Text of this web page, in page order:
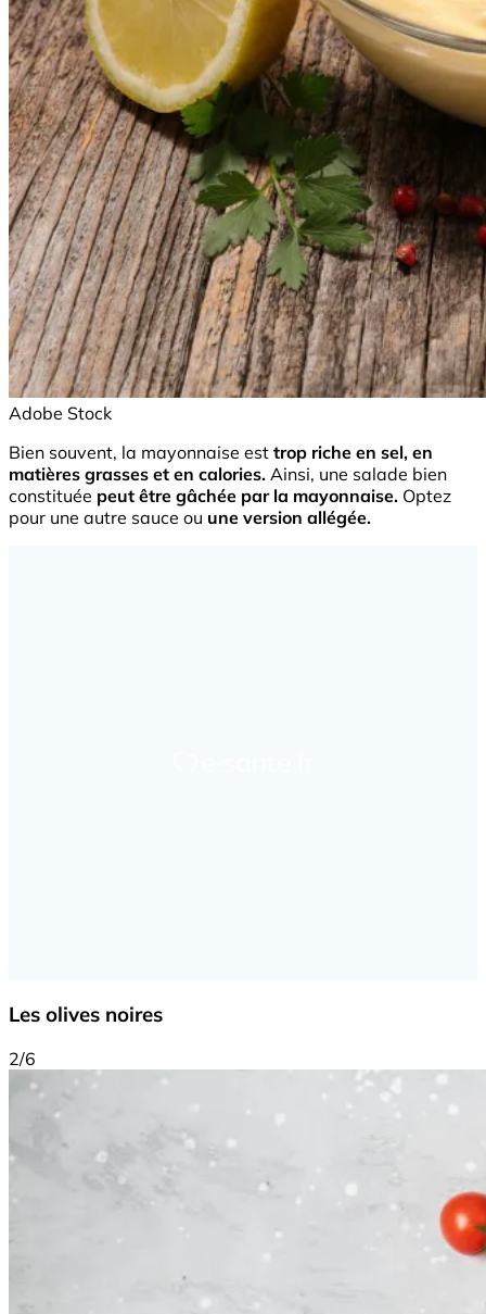
Adobe Stock
Bien souvent, la mayonnaise est trop riche en sel, en
matières grasses et en calories. Ainsi, une salade bien
constituée peut être gâchée par la mayonnaise. Optez
pour une autre sauce ou une version allégée.
Les olives noires
2/6